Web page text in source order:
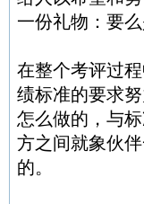
一份礼物：要
在整个考评过
绩标准的要求
怎么做的，与
方之间就象伙
的。